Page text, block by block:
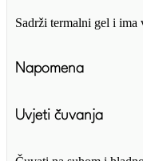
Sadrži termalni gel i ima
Napomena
Uvjeti čuvanja